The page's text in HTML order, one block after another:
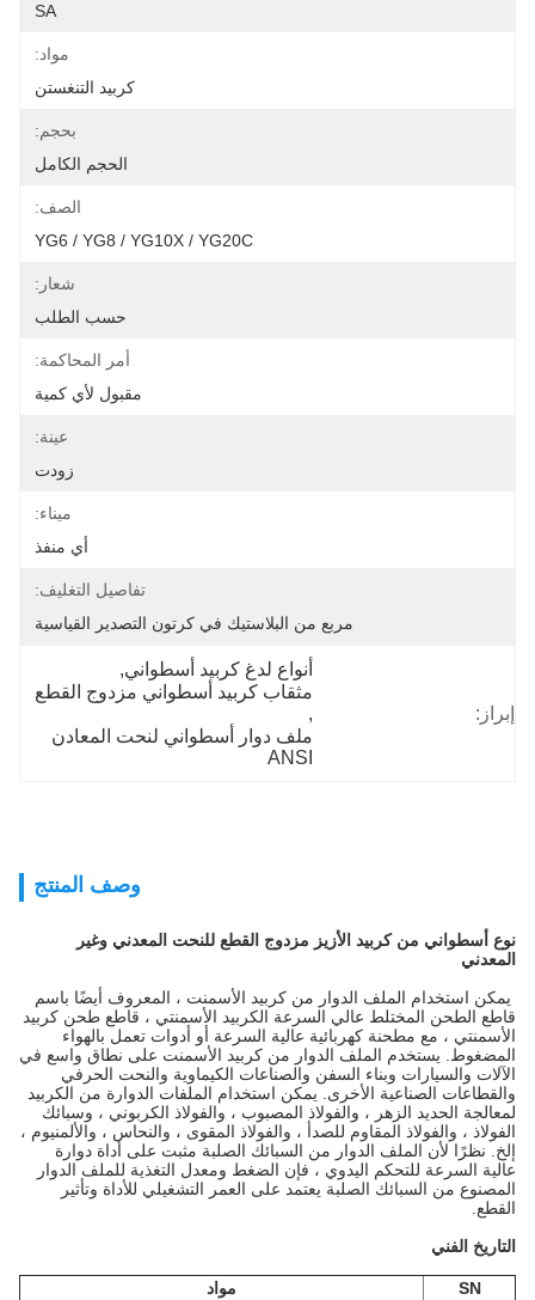
SA
مواد:
كربيد التنغستن
بحجم:
الحجم الكامل
الصف:
YG6 / YG8 / YG10X / YG20C
شعار:
حسب الطلب
أمر المحاكمة:
مقبول لأي كمية
عينة:
زودت
ميناء:
أي منفذ
تفاصيل التغليف:
مربع من البلاستيك في كرتون التصدير القياسية
إبراز:
أنواع لدغ كربيد أسطواني ,
مثقاب كربيد أسطواني مزدوج القطع
,
ملف دوار أسطواني لنحت المعادن
ANSI
وصف المنتج
نوع أسطواني من كربيد الأزيز مزدوج القطع للنحت المعدني وغير
المعدني
يمكن استخدام الملف الدوار من كربيد الأسمنت ، المعروف أيضًا باسم
قاطع الطحن المختلط عالي السرعة الكربيد الأسمنتي ، قاطع طحن كربيد
الأسمنتي ، مع مطحنة كهربائية عالية السرعة أو أدوات تعمل بالهواء
المضغوط.
يستخدم الملف الدوار من كربيد الأسمنت على نطاق واسع في
الآلات والسيارات وبناء السفن والصناعات الكيماوية والنحت الحرفي
والقطاعات الصناعية الأخرى.
يمكن استخدام الملفات الدوارة من الكربيد
لمعالجة الحديد الزهر ، والفولاذ المصبوب ، والفولاذ الكربوني ، وسبائك
الفولاذ ، والفولاذ المقاوم للصدأ ، والفولاذ المقوى ، والنحاس ، والألمنيوم ،
إلخ.
نظرًا لأن الملف الدوار من السبائك الصلبة مثبت على أداة دوارة
عالية السرعة للتحكم اليدوي ، فإن الضغط ومعدل التغذية للملف الدوار
المصنوع من السبائك الصلبة يعتمد على العمر التشغيلي للأداة وتأثير
القطع.
التاريخ الفني
SN مواد